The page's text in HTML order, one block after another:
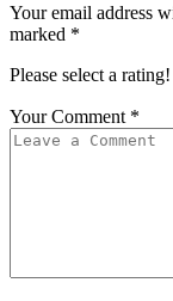
Your email address
marked *
Please select a rating!
Your Comment *